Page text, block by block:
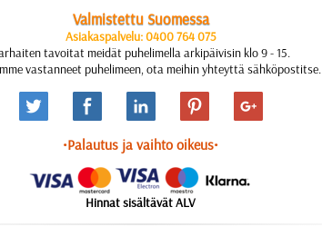
Valmistettu Suomessa
Asiakaspalvelu: 0400 764 075
tavoitat meidät puhelimella arkipäivisin klo 9 - 15.
vastanneet puhelimeen, ota meihin yhteyttä sähköpostitse.
•Palautus ja vaihto oikeus•
Hinnat sisältävät ALV